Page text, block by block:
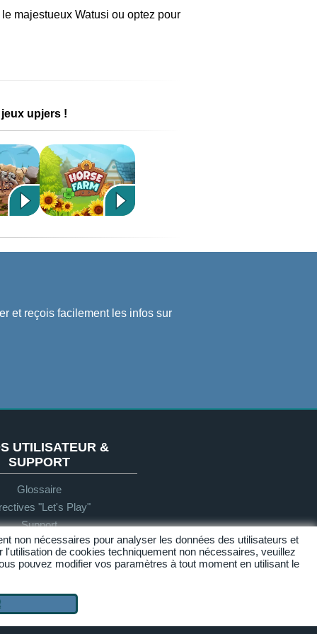
majestueux Watusi ou optez pour
upjers !
et reçois facilement les infos sur
UTILISATEUR &
SUPPORT
Glossaire
"Let's Play"
Support
Accessibilité
non nécessaires pour analyser les données des utilisateurs et
l'utilisation de cookies techniquement non nécessaires, veuillez
pouvez modifier vos paramètres à tout moment en utilisant le